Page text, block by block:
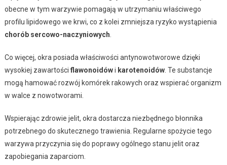
obecne w tym warzywie pomagają w utrzymaniu właściwego
profilu lipidowego we krwi, co z kolei zmniejsza ryzyko wystąpienia
chorób sercowo-naczyniowych
Co więcej, okra posiada właściwości antynowotworowe dzięki
wysokiej zawartości flawonoidówi karotenoidów. Te substancje
mogą hamować rozwój komórek rakowych oraz wspierać organizm
w walce z nowotworami.
Wspierając zdrowie jelit, okra dostarcza niezbędnego błonnika
potrzebnego do skutecznego trawienia. Regularne spożycie tego
warzywa przyczynia się do poprawy ogólnego stanu jelit oraz
zapobiegania zaparciom.